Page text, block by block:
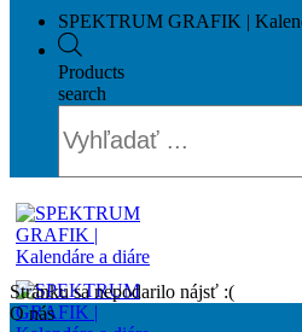
SPEKTRUM GRAFIK |
Products
search
Stránku sa nepodarilo nájsť :(
O nás